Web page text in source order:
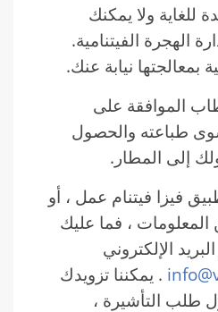
للغاية ولا يمكنك
الهجرة الفيتنامية.
بمعالجتها نيابة عنك.
الموافقة على
طباعته والحصول
إلى المطار.
فيزا فيتنام عمل ، أو
المعلومات ، فما عليك
الإلكتروني
. يمكننا تزويدك
طلب التأشيرة ،